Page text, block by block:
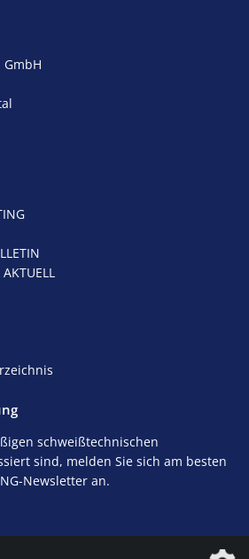
GmbH
schweißtechnischen
sind, melden Sie sich am besten
Newsletter an.